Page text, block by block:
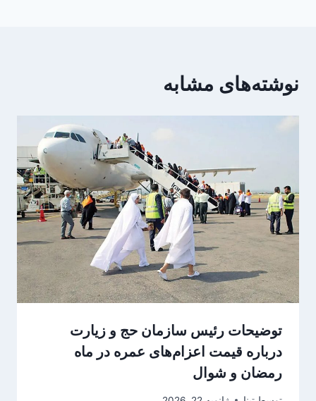
نوشته‌های مشابه
توضیحات رئیس سازمان حج و زیارت
درباره قیمت اعزام‌های عمره در ماه
رمضان و شوال